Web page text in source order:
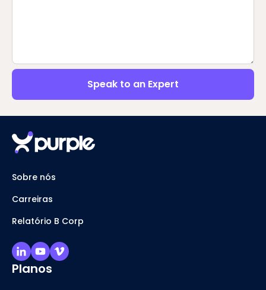
Speak to an Expert
Sobre nós
Carreiras
Relatório B Corp
Planos